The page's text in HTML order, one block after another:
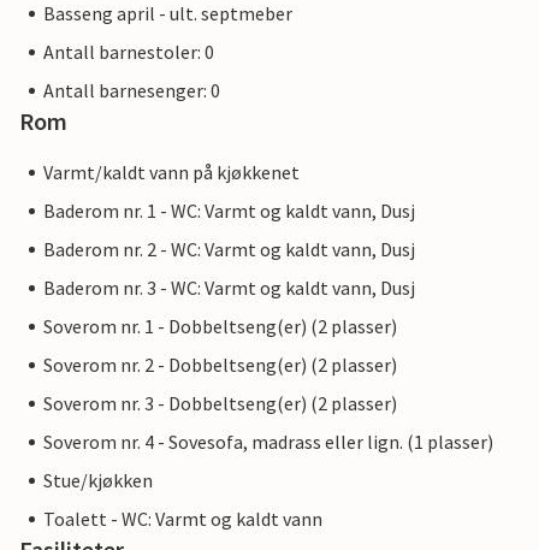
Basseng april - ult. septmeber
Antall barnestoler: 0
Antall barnesenger: 0
Rom
Varmt/kaldt vann på kjøkkenet
Baderom nr. 1 - WC: Varmt og kaldt vann, Dusj
Baderom nr. 2 - WC: Varmt og kaldt vann, Dusj
Baderom nr. 3 - WC: Varmt og kaldt vann, Dusj
Soverom nr. 1 - Dobbeltseng(er) (2 plasser)
Soverom nr. 2 - Dobbeltseng(er) (2 plasser)
Soverom nr. 3 - Dobbeltseng(er) (2 plasser)
Soverom nr. 4 - Sovesofa, madrass eller lign. (1 plasser)
Stue/kjøkken
Toalett - WC: Varmt og kaldt vann